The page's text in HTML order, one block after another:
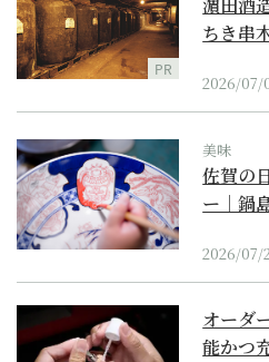
PR
濵田酒
ちき串
2026/07/
美味
佐賀の
ー｜鍋
2026/07/
オーダ
能かつ